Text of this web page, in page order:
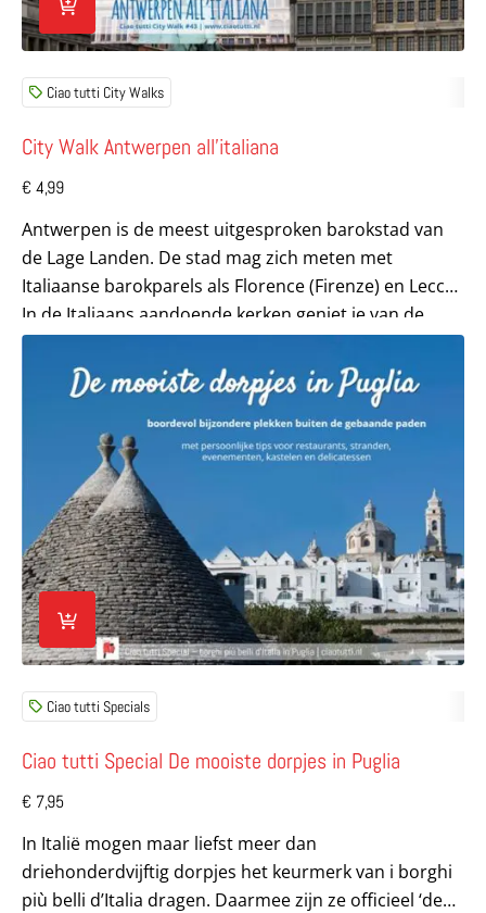
Ciao tutti City Walks
City Walk Antwerpen all’italiana
€ 4,99
Antwerpen is de meest uitgesproken barokstad van
de Lage Landen. De stad mag zich meten met
Italiaanse barokparels als Florence (Firenze) en Lecce.
In de Italiaans aandoende kerken geniet je van de...
Ciao tutti Specials
Ciao tutti Special De mooiste dorpjes in Puglia
Lees meer over Ciao tutti Special De mooiste dorpjes in
€ 7,95
In Italië mogen maar liefst meer dan
driehonderdvijftig dorpjes het keurmerk van i borghi
più belli d’Italia dragen. Daarmee zijn ze officieel ‘de